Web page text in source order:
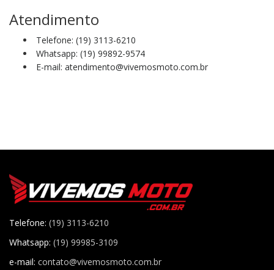
Atendimento
Telefone: (19) 3113-6210
Whatsapp: (19) 99892-9574
E-mail: atendimento@vivemosmoto.com.br
Telefone: (19) 3113-6210
Whatsapp: (19) 99985-3109
e-mail: contato@vivemosmoto.com.br